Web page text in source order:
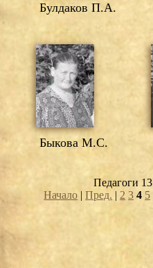
Булдаков П.А.
Быкова М.С.
Педагоги
Начало |Пред. | 2 3 4 5